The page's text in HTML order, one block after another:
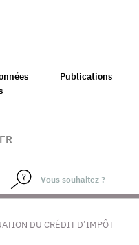
Publications
FR
DU CRÉDIT D’IMPÔT